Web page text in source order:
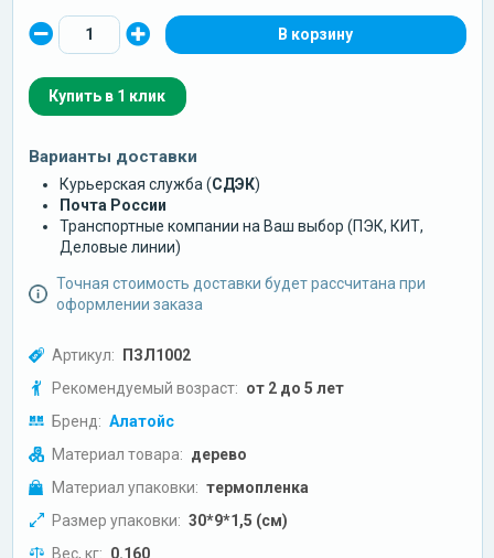
Купить в 1 клик
Варианты доставки
Курьерская служба (СДЭК)
Почта России
Транспортные компании на Ваш выбор (ПЭК, КИТ,
Деловые линии)
Точная стоимость доставки будет рассчитана при
оформлении заказа
Артикул: ПЗЛ1002
Рекомендуемый возраст: от 2 до 5 лет
Бренд: Алатойс
Материал товара: дерево
Материал упаковки: термопленка
Размер упаковки: 30*9*1,5 (см)
Вес, кг: 0.160